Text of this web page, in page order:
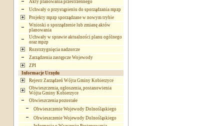
Akty planowania przestrzennego
Uchwały o przystąpieniu do sporządzania mpzp
Projekty mpzp sporządzane w nowym trybie
Wnioski o sporządzenie lub zmianę aktów
planowania
Uchwały w sprawie aktualności planu ogólnego
oraz mpzp
Rozstrzygnięcia nadzorcze
Zarządzenia zastępcze Wojewody
ZPI
Informacje Urzędu
Rejestr Zarządzeń Wójta Gminy Kobierzyce
Obwieszczenia, ogłoszenia, postanowienia
Wójta Gminy Kobierzyce
Obwieszczenia pozostałe
Obwieszczenie Wojewody Dolnośląskiego
Obwieszczenie Wojewody Dolnośląskiego